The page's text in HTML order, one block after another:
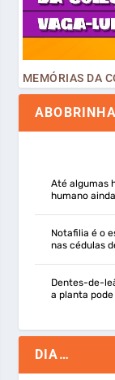
Até algumas
humano
Notafilia é o
nas cédulas
Dentes-de-
a planta
DIA…